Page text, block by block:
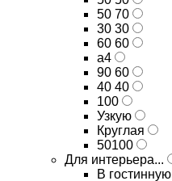
50 70
30 30
60 60
а4
90 60
40 40
100
Узкую
Круглая
50100
Для интерьера...
В гостинную